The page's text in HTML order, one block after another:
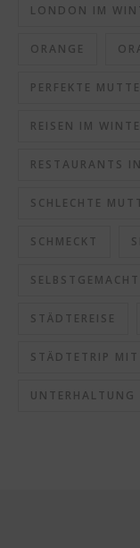
LONDON IM
ORANGE
PERFEKTE
REISEN IM
RESTAURANTS
SCHLECHTE
SCHMECKT
SELBSTGEMACHT
STÄDTEREISE
STÄDTETRIP MIT
UNTERHALTUNG